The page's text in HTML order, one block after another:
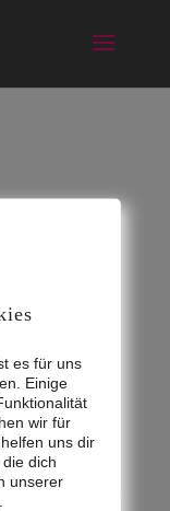
es für uns
Einige
wir für
uns dir
dich
unserer